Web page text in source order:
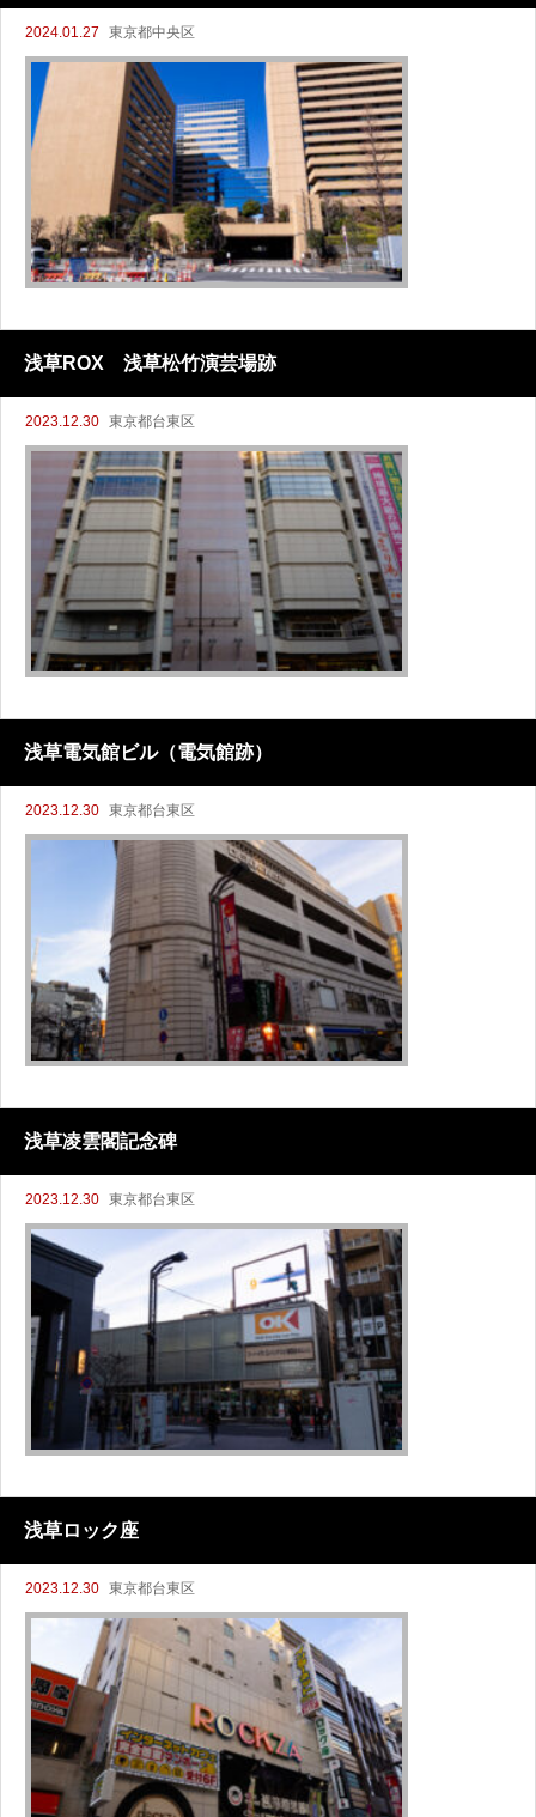
2024.01.27 東京都中央区
浅草ROX 浅草松竹演芸場跡
2023.12.30 東京都台東区
浅草電気館ビル（電気館跡）
2023.12.30 東京都台東区
浅草凌雲閣記念碑
2023.12.30 東京都台東区
浅草ロック座
2023.12.30 東京都台東区